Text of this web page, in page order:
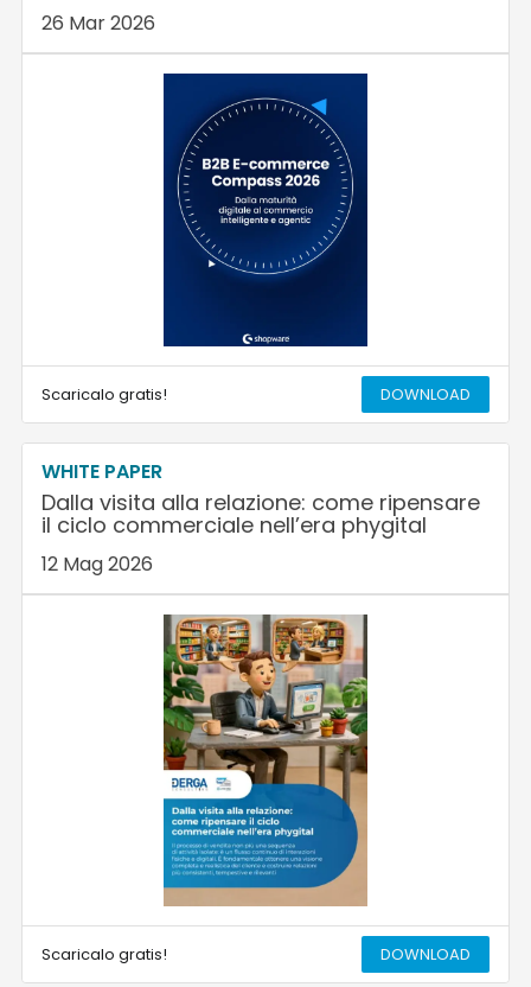
26 Mar 2026
Scaricalo gratis! DOWNLOAD
WHITE PAPER
Dalla visita alla relazione: come ripensare
il ciclo commerciale nell’era phygital
12 Mag 2026
Scaricalo gratis! DOWNLOAD